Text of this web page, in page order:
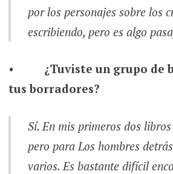
por los personajes sobre los
escribiendo, pero es algo
•
¿Tuviste un grupo de
tus borradores?
Sí. En mis primeros dos
pero para Los hombres
varios. Es bastante difícil